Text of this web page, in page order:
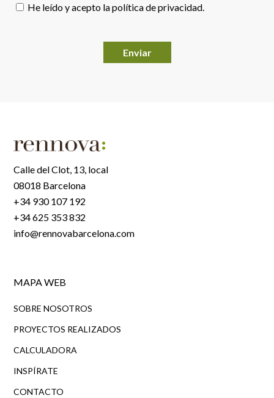
He leído y acepto lapolítica de privacidad
Calle del Clot, 13, local
08018 Barcelona
+34 930 107 192
+34 625 353 832
info@rennovabarcelona.com
MAPA WEB
SOBRE NOSOTROS
PROYECTOS REALIZADOS
CALCULADORA
INSPÍRATE
CONTACTO